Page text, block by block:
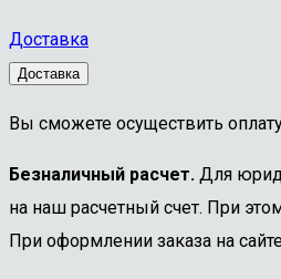
Доставка
Доставка
Вы сможете осуществить
Безналичный расчет. Для
на наш расчетный счет. При
При оформлении заказа на